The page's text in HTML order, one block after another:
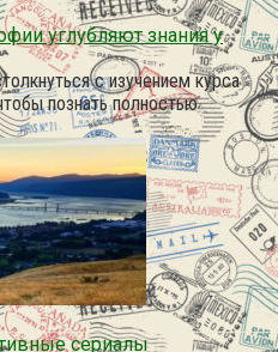
углубляют знания у
с изучением курса
познать полностью
сериалы